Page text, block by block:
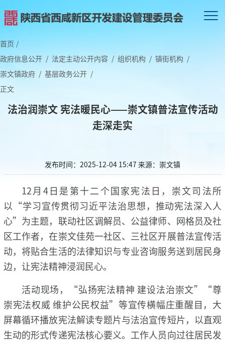
首页 /
政府信息公开 / 法定主动公开内容 / 组织机构 / 镇街机构 /
崇文镇政府 / 基层政务公开 /
正文
法治润崇文 宪法暖民心——崇文镇普法宣传活动
走深走实
发布时间：2025-12-04 15:47 来源：崇文镇
12月4日是第十二个国家宪法日，崇文司法所
以“学习宣传贯彻习近平法治思想，推动宪法深入人
心”为主题，联动社区调解员、公益律师、网格员及社
区工作者，在崇文佳苑一社区、三社区开展普法宣传活
动，将贴合生活的法律知识与专业咨询服务送到居民身
边，让宪法精神浸润民心。
活动现场，“弘扬宪法精神 建设法治崇文”“尊
崇宪法权威 维护公民权益”等宣传横幅庄重醒目，大
屏幕循环播放宪法解读专题片与法治宣传短片，以直观
生动的形式传递宪法核心要义。工作人员向过往居民发